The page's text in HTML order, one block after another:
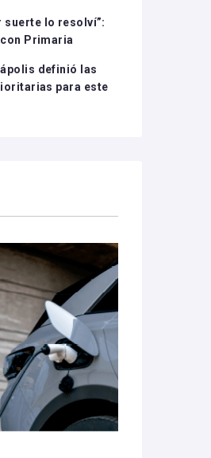
suerte lo resolví”:
Primaria
definió las
para este